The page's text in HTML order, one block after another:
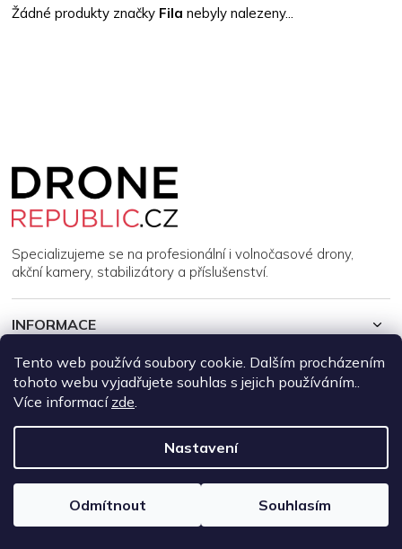
Tento web používá soubory cookie. Dalším procházením
tohoto webu vyjadřujete souhlas s jejich používáním..
Více informací zde.
Nastavení
Odmítnout Souhlasím
Žádné produkty značky Fila nebyly nalezeny...
Specializujeme se na profesionální i volnočasové drony,
akční kamery, stabilizátory a příslušenství.
INFORMACE
MŮJ ÚČET
Copyright 2026DroneRepublic.cz. Všechna práva vyhrazena.
Upravit nastavení cookies